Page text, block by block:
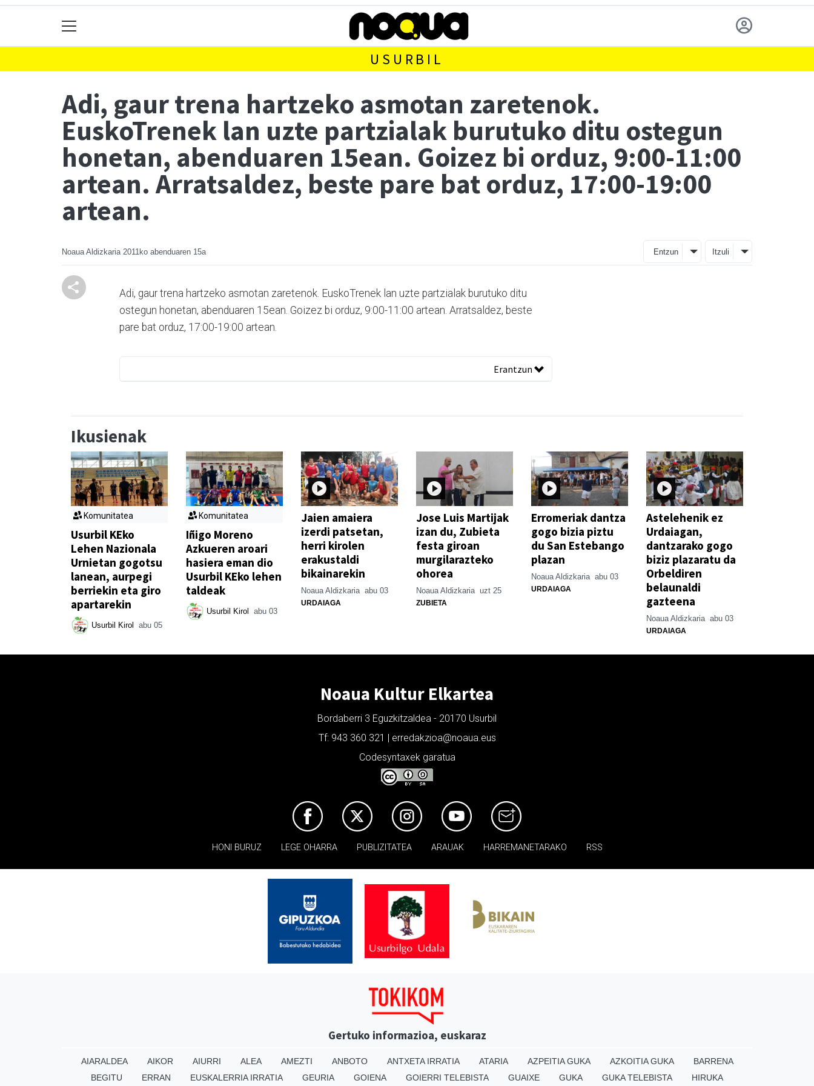
USURBIL
Adi, gaur trena hartzeko asmotan zaretenok.
EuskoTrenek lan uzte partzialak burutuko ditu ostegun
honetan, abenduaren 15ean. Goizez bi orduz, 9:00-11:00
artean. Arratsaldez, beste pare bat orduz, 17:00-19:00
artean.
Noaua Aldizkaria 2011ko abenduaren 15a Entzun Itzuli
Adi, gaur trena hartzeko asmotan zaretenok. EuskoTrenek lan uzte partzialak burutuko ditu
ostegun honetan, abenduaren 15ean. Goizez bi orduz, 9:00-11:00 artean. Arratsaldez, beste
pare bat orduz, 17:00-19:00 artean.
Erantzun
Ikusienak
Komunitatea
Usurbil KEko
Lehen Nazionala
Urnietan gogotsu
lanean, aurpegi
berriekin eta giro
apartarekin
Usurbil Kirol abu 05
Komunitatea
Iñigo Moreno
Azkueren aroari
hasiera eman dio
Usurbil KEko lehen
taldeak
Usurbil Kirol abu 03
Jaien amaiera
izerdi patsetan,
herri kirolen
erakustaldi
bikainarekin
Noaua Aldizkaria abu 03
URDAIAGA
Jose Luis Martijak
izan du, Zubieta
festa giroan
murgilarazteko
ohorea
Noaua Aldizkaria uzt 25
ZUBIETA
Erromeriak dantza
gogo bizia piztu
du San Estebango
plazan
Noaua Aldizkaria abu 03
URDAIAGA
Astelehenik ez
Urdaiagan,
dantzarako gogo
biziz plazaratu da
Orbeldiren
belaunaldi
gazteena
Noaua Aldizkaria abu 03
URDAIAGA
Noaua Kultur Elkartea
Bordaberri 3 Eguzkitzaldea - 20170 Usurbil
Tf: 943 360 321 | erredakzioa@noaua.eus
Codesyntaxek garatua
HONI BURUZ LEGE OHARRA PUBLIZITATEA ARAUAK HARREMANETARAKO RSS
Gertuko informazioa, euskaraz
AIARALDEA AIKOR AIURRI ALEA AMEZTI ANBOTO ANTXETA IRRATIA ATARIA AZPEITIA GUKA AZKOITIA GUKA
BARRENA
BEGITU
ERRAN EUSKALERRIA IRRATIA GEURIA GOIENA GOIERRI TELEBISTA GUAIXE GUKA GUKA TELEBISTA HIRUKA